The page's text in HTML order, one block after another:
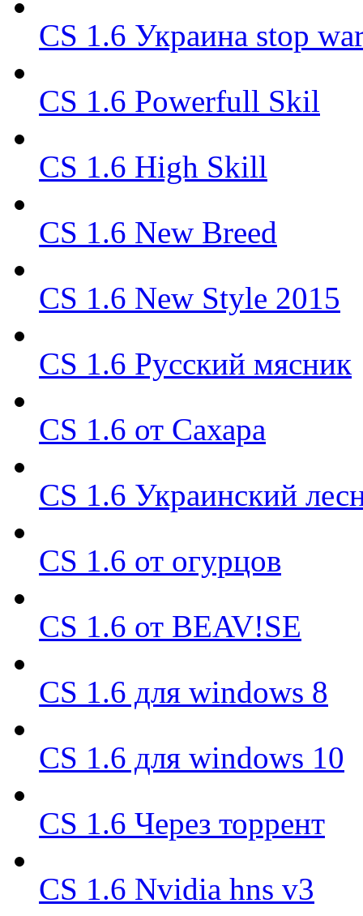
CS 1.6 Украина stop
CS 1.6 Powerfull Skil
CS 1.6 High Skill
CS 1.6 New Breed
CS 1.6 New Style 2015
CS 1.6 Русский мясник
CS 1.6 от Сахара
CS 1.6 Украинский
CS 1.6 от огурцов
CS 1.6 от BEAV!SE
CS 1.6 для windows 8
CS 1.6 для windows 10
CS 1.6 Через торрент
CS 1.6 Nvidia hns v3